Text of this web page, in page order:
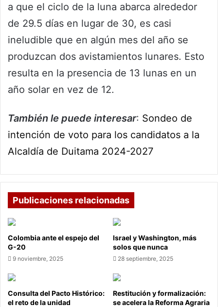
a que el ciclo de la luna abarca alrededor
de 29.5 días en lugar de 30, es casi
ineludible que en algún mes del año se
produzcan dos avistamientos lunares. Esto
resulta en la presencia de 13 lunas en un
año solar en vez de 12.
También le puede interesar: Sondeo de
intención de voto para los candidatos a la
Alcaldía de Duitama 2024-2027
Publicaciones relacionadas
Colombia ante el espejo del
G-20
9 noviembre, 2025
Israel y Washington, más
solos que nunca
28 septiembre, 2025
Consulta del Pacto Histórico:
el reto de la unidad
Restitución y formalización:
se acelera la Reforma Agraria